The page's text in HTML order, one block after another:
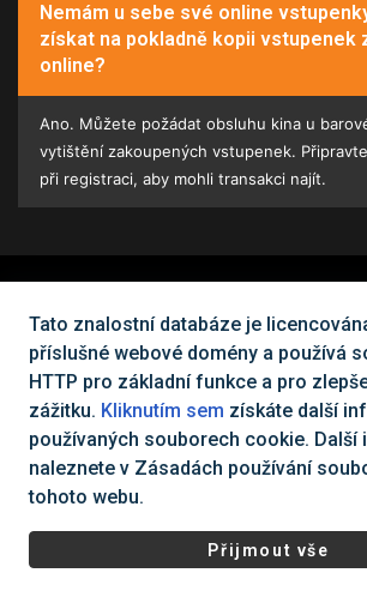
Nemám u sebe své online
získat na pokladně kopii vstupenek
online?
Ano. Můžete požádat obsluhu kina u
vytištění zakoupených vstupenek.
při registraci, aby mohli transakci najít.
Nemůžete najít, co
Kontaktujte nás
Všechna práva vyhrazena Cinema City
cookies
Tato znalostní databáze je
příslušné webové domény a používá
HTTP pro základní funkce a pro
zážitku. Kliknutím sem získáte další
používaných souborech cookie. Další
naleznete v Zásadách používání
tohoto webu.
Přijmout vše